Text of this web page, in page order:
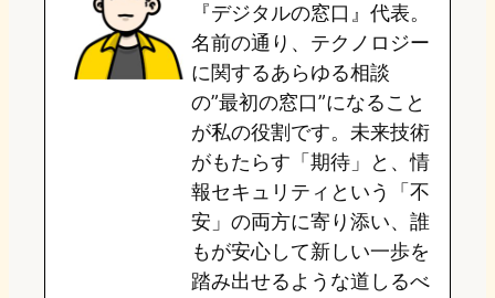
o
n
k
o
o
k
a
『デジタルの窓口』代表。
名前の通り、テクノロジー
に関するあらゆる相談
の”最初の窓口”になること
が私の役割です。未来技術
がもたらす「期待」と、情
報セキュリティという「不
安」の両方に寄り添い、誰
もが安心して新しい一歩を
踏み出せるような道しるべ